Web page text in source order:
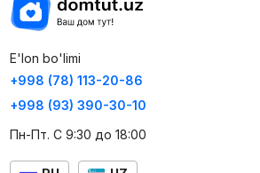
E'lon bo'limi
+998 (78) 113-20-86
+998 (93) 390-30-10
Пн-Пт. С 9:30 до 18:00